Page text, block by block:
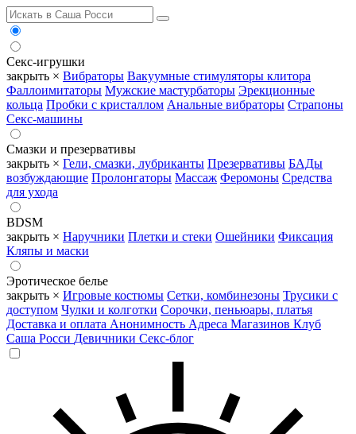
Секс-игрушки
закрыть × Вибраторы Вакуумные стимуляторы клитора
Фаллоимитаторы Мужские мастурбаторы Эрекционные
кольца Пробки с кристаллом Анальные вибраторы Страпоны
Секс-машины
Смазки и презервативы
закрыть × Гели, смазки, лубриканты Презервативы БАДы
возбуждающие Пролонгаторы Массаж Феромоны Средства
для ухода
BDSM
закрыть × Наручники Плетки и стеки Ошейники Фиксация
Кляпы и маски
Эротическое белье
закрыть × Игровые костюмы Сетки, комбинезоны Трусики с
доступом Чулки и колготки Сорочки, пеньюары, платья
Доставка и оплата Анонимность Адреса Магазинов Клуб
Саша Росси Девичники Секс-блог